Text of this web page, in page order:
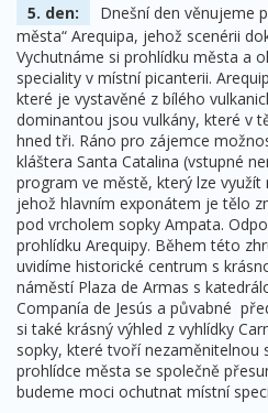
5. den:
Dnešní den věnujeme
města“ Arequipa, jehož scenérii
Vychutnáme si prohlídku města a
speciality v místní picanterii.
které je vystavěné z bílého
dominantou jsou vulkány, které v
hned tři. Ráno pro zájemce
kláštera Santa Catalina (vstupné
program ve městě, který lze využít
jehož hlavním exponátem je tělo
pod vrcholem sopky Ampata.
prohlídku Arequipy. Během této
uvidíme historické centrum s
náměstí Plaza de Armas s
Companía de Jesús a půvabné
si také krásný výhled z vyhlídky
sopky, které tvoří nezaměnitelnou
prohlídce města se společně
budeme moci ochutnat místní